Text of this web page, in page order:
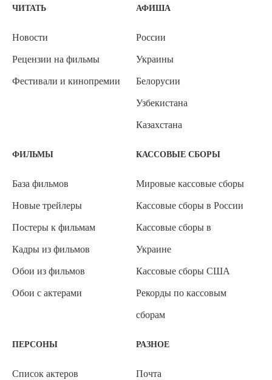
ЧИТАТЬ
Новости
Рецензии на фильмы
Фестивали и кинопремии
АФИША
России
Украины
Белорусии
Узбекистана
Казахстана
ФИЛЬМЫ
База фильмов
Новые трейлеры
Постеры к фильмам
Кадры из фильмов
Обои из фильмов
Обои с актерами
КАССОВЫЕ СБОРЫ
Мировые кассовые сборы
Кассовые сборы в России
Кассовые сборы в
Украине
Кассовые сборы США
Рекорды по кассовым
сборам
ПЕРСОНЫ
Список актеров
РАЗНОЕ
Почта